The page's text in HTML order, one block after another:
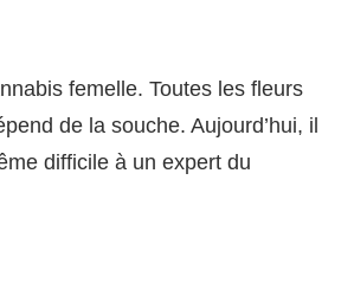
femelle. Toutes les fleurs
de la souche. Aujourd’hui, il
difficile à un expert du